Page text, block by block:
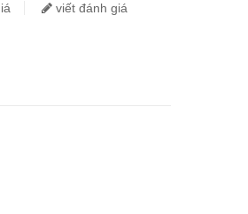
viết đánh giá